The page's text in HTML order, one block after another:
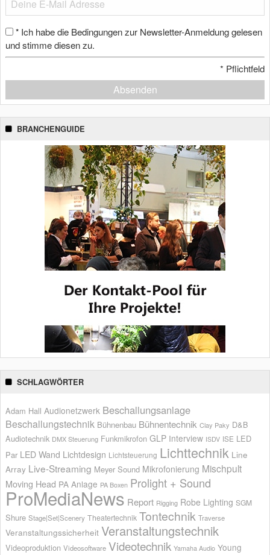
* Ich habe die Bedingungen zur Newsletter-Anmeldung gelesen
und stimme diesen zu.
* Pflichtfeld
Absenden
BRANCHENGUIDE
SCHLAGWÖRTER
Adam Hall Audionetzwerk Beschallungsanlage
Beschallungstechnik Bühnenbau Bühnentechnik Clay Paky D&B
Audiotechnik DMX Steuerung Funkmikrofon GLP Interview ISDV ISE LED
Par LED Wand Lichtdesign Lichtsteuerung Lichttechnik Line
Array Live-Streaming Meyer Sound Mikrofonierung Mischpult
Moving Head PA Anlage PA Boxen Prolight + Sound
ProMediaNews Report Rigging Robe Lighting SGM
Shure Stage|Set|Scenery Theatertechnik Tontechnik Traverse
Veranstaltungssicherheit Veranstaltungstechnik
Videoproduktion Videosoftware Videotechnik Yamaha Audio Young